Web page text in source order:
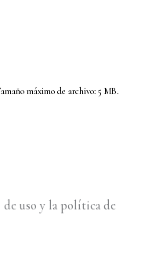
máximo de archivo: 5 MB.
uso y la política de